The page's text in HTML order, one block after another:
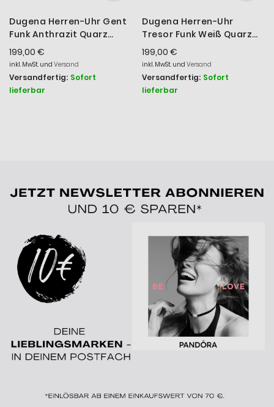
Dugena Herren-Uhr Gent
Funk Anthrazit Quarz
Titan-Armband 4460835
199,00 €
inkl. MwSt. und Versand
Versandfertig: Sofort
lieferbar
Dugena Herren-Uhr
Tresor Funk Weiß Quarz
Edelstahl-Armband
4460863
199,00 €
inkl. MwSt. und Versand
Versandfertig: Sofort
lieferbar